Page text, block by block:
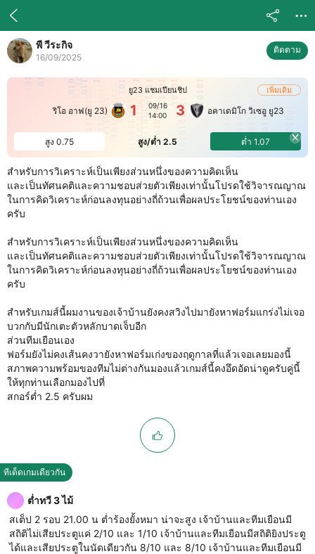
พี วีระกิจ
16/09/2025
ติดตาม
ยู23 แชมเปียนชิป เพิ่มเดิม
ริโอ อาฟ(ยู 23) 1
09/16
14:00
3 อคาเดมิโก วิเซอู ยู23
สูง 0.75 สูง/ต่ำ 2.5 ต่ำ 1.07
สำหรับการวิเคราะห์เป็นเพียงส่วนหนึ่งของความคิดเห็น
และเป็นทัศนคติและความชอบส่วยตัวเพียงเท่านั้นโปรดใช้วิจารณญาณ
ในการคิดวิเคราะห์ก่อนลงทุนอย่างถี่ถ้วนเพื่อผลประโยชน์ของท่านเอง
ครับ
สำหรับการวิเคราะห์เป็นเพียงส่วนหนึ่งของความคิดเห็น
และเป็นทัศนคติและความชอบส่วยตัวเพียงเท่านั้นโปรดใช้วิจารณญาณ
ในการคิดวิเคราะห์ก่อนลงทุนอย่างถี่ถ้วนเพื่อผลประโยชน์ของท่านเอง
ครับ
สำหรับเกมส์นี้ผมงานของเจ้าบ้านยังคงสวิงไปมายังหาฟอร์มแกร่งไม่เจอ
บวกกับมีนักเตะตัวหลักบาดเจ็บอีก
ส่วนทีมเยือนเอง
ฟอร์มยังไม่คงเส้นคงวายังหาฟอร์มเก่งของฤดูกาลที่แล้วเจอเลยมองนี้
สภาพความพร้อมของทีมไม่ต่างกันมองแล้วเกมส์นี้คงอึดอัดน่าดูครับคู่นี้
ให้ทุกท่านเลือกมองไปที่
สกอร์ต่ำ 2.5 ครับผม
ทีเด็ดเกมเดียวกัน
ต่ำทวี 3 ไม้
สเต็ป 2 รอบ 21.00 น ต่ำร้องยั้งหมา น่าจะสูง เจ้าบ้านและทีมเยือนมี
สถิติไม่เสียประตูแค่ 2/10 และ 1/10 เจ้าบ้านและทีมเยือนมีสถิติยิงประตู
ได้และเสียประตูในนัดเดียวกัน 8/10 และ 8/10 เจ้าบ้านและทีมเยือนมี